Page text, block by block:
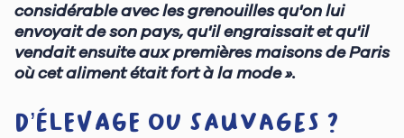
considérable avec les grenouilles qu'on lui
envoyait de son pays, qu'il engraissait et qu'il
vendait ensuite aux premières maisons de Paris
où cet aliment était fort à la mode ».
D’élevage ou sauvages ?